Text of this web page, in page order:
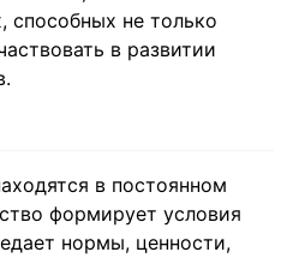
способных не только
в развитии
в постоянном
формирует условия
нормы, ценности,